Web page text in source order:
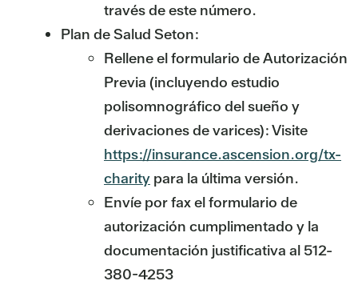
través de este número.
Plan de Salud Seton:
Rellene el formulario de Autorización
Previa (incluyendo estudio
polisomnográfico del sueño y
derivaciones de varices): Visite
https://insurance.ascension.org/tx-
charity para la última versión.
Envíe por fax el formulario de
autorización cumplimentado y la
documentación justificativa al 512-
380-4253